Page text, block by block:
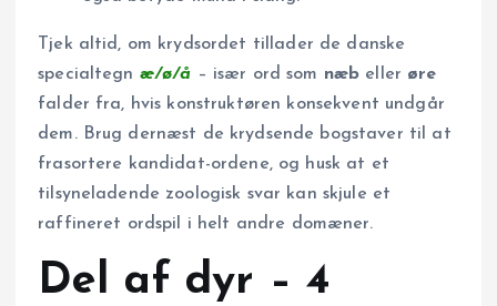
Tjek altid, om krydsordet tillader de danske
specialtegn æ/ø/å – især ord som næb eller øre
falder fra, hvis konstruktøren konsekvent undgår
dem. Brug dernæst de krydsende bogstaver til at
frasortere kandidat-ordene, og husk at et
tilsyneladende zoologisk svar kan skjule et
raffineret ordspil i helt andre domæner.
Del af dyr – 4